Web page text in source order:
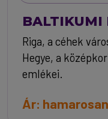
BALTIKUMI
Riga, a céhek
Hegye, a
emlékei.
Ár: hamarosan